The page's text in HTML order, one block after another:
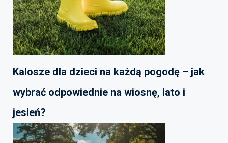
Kalosze dla dzieci na każdą pogodę – jak
wybrać odpowiednie na wiosnę, lato i
jesień?